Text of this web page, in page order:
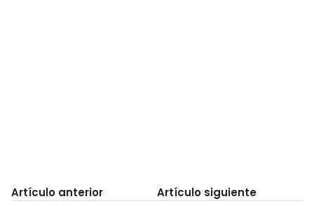
Artículo anterior Artículo siguiente